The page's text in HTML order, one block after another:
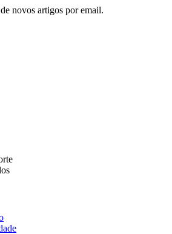
novos artigos por email.